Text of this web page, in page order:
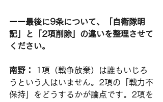
ーー最後に9条について、「自衛隊明
記」と「2項削除」の違いを整理させて
ください。
南野：
1項（戦争放棄）は誰もいじろ
うという人はいません。2項の「戦力不
保持」をどうするかが論点です。2項を